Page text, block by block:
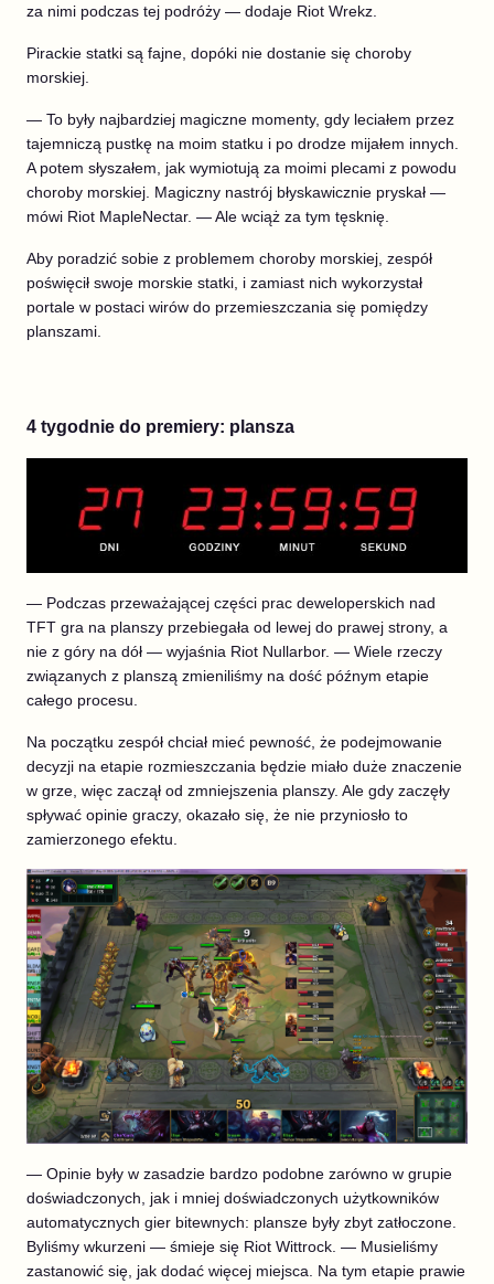
za nimi podczas tej podróży — dodaje Riot Wrekz.
Pirackie statki są fajne, dopóki nie dostanie się choroby
morskiej.
— To były najbardziej magiczne momenty, gdy leciałem przez
tajemniczą pustkę na moim statku i po drodze mijałem innych.
A potem słyszałem, jak wymiotują za moimi plecami z powodu
choroby morskiej. Magiczny nastrój błyskawicznie pryskał —
mówi Riot MapleNectar. — Ale wciąż za tym tęsknię.
Aby poradzić sobie z problemem choroby morskiej, zespół
poświęcił swoje morskie statki, i zamiast nich wykorzystał
portale w postaci wirów do przemieszczania się pomiędzy
planszami.
4 tygodnie do premiery: plansza
— Podczas przeważającej części prac deweloperskich nad
TFT gra na planszy przebiegała od lewej do prawej strony, a
nie z góry na dół — wyjaśnia Riot Nullarbor. — Wiele rzeczy
związanych z planszą zmieniliśmy na dość późnym etapie
całego procesu.
Na początku zespół chciał mieć pewność, że podejmowanie
decyzji na etapie rozmieszczania będzie miało duże znaczenie
w grze, więc zaczął od zmniejszenia planszy. Ale gdy zaczęły
spływać opinie graczy, okazało się, że nie przyniosło to
zamierzonego efektu.
— Opinie były w zasadzie bardzo podobne zarówno w grupie
doświadczonych, jak i mniej doświadczonych użytkowników
automatycznych gier bitewnych: plansze były zbyt zatłoczone.
Byliśmy wkurzeni — śmieje się Riot Wittrock. — Musieliśmy
zastanowić się, jak dodać więcej miejsca. Na tym etapie prawie